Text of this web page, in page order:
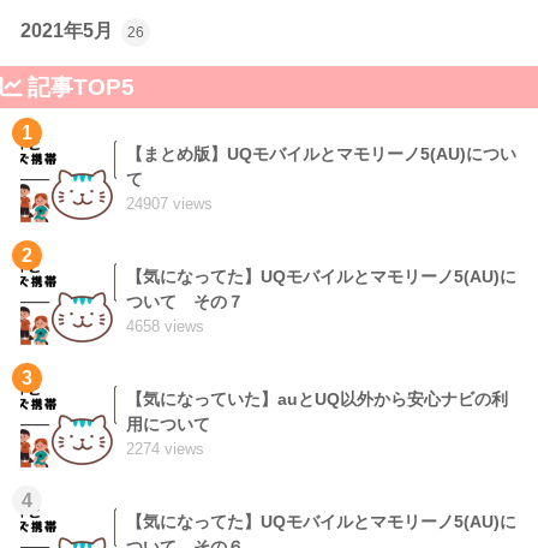
2021年5月 26
記事TOP5
1
【まとめ版】UQモバイルとマモリーノ5(AU)につい
て
24907 views
2
【気になってた】UQモバイルとマモリーノ5(AU)に
ついて その７
4658 views
3
【気になっていた】auとUQ以外から安心ナビの利
用について
2274 views
4
【気になってた】UQモバイルとマモリーノ5(AU)に